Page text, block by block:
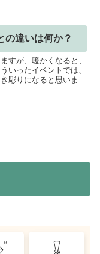
の違いは何か？
すが、暖かくなると、
いったイベントでは、
彫りになると思いま